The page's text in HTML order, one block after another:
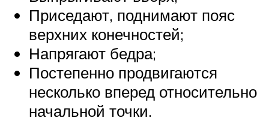
Приседают, поднимают пояс
верхних конечностей;
Напрягают бедра;
Постепенно продвигаются
несколько вперед относительно
начальной точки.